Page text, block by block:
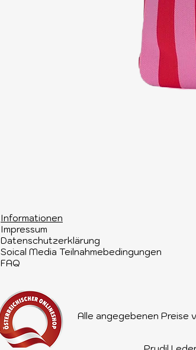
Informationen​
Impressum
Datenschutzerklärung
Soical Media Teilnahmebedingungen
FAQ
Alle angegebenen Preise